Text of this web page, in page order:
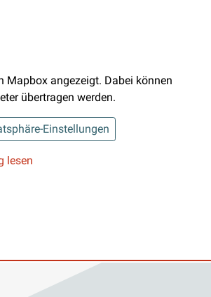
Mapbox angezeigt. Dabei können
übertragen werden.
Einstellungen
lesen